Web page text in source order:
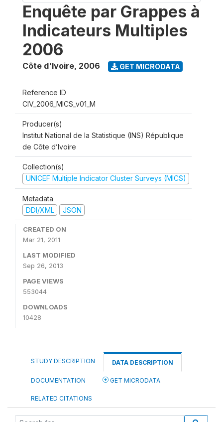
Enquête par Grappes à
Indicateurs Multiples
2006
Côte d'Ivoire, 2006 GET MICRODATA
Reference ID
CIV_2006_MICS_v01_M
Producer(s)
Institut National de la Statistique (INS) République
de Côte d’Ivoire
Collection(s)
UNICEF Multiple Indicator Cluster Surveys (MICS)
Metadata
DDI/XML
JSON
CREATED ON
Mar 21, 2011
LAST MODIFIED
Sep 26, 2013
PAGE VIEWS
553044
DOWNLOADS
10428
STUDY DESCRIPTION DATA DESCRIPTION
DOCUMENTATION GET MICRODATA
RELATED CITATIONS